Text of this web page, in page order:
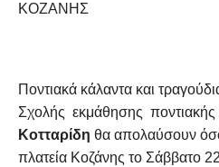
ΚΟΖΑΝΗΣ
Ποντιακά κάλαντα και
Σχολής εκμάθησης
Κοτταρίδη θα απολαύσουν
πλατεία Κοζάνης το Σάββατο